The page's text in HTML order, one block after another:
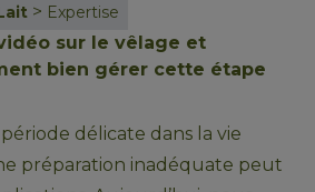
> Expertise
sur le vêlage et
bien gérer cette étape
délicate dans la vie
préparation inadéquate peut